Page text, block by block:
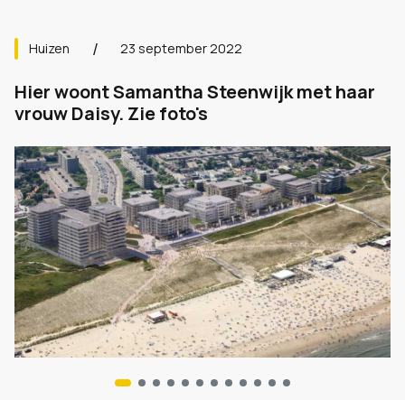
Huizen 23 september 2022
Hier woont Samantha Steenwijk met haar
vrouw Daisy. Zie foto's